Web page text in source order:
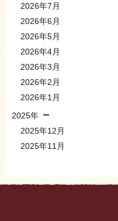
2026年7月
2026年6月
2026年5月
2026年4月
2026年3月
2026年2月
2026年1月
2025年
2025年12月
2025年11月